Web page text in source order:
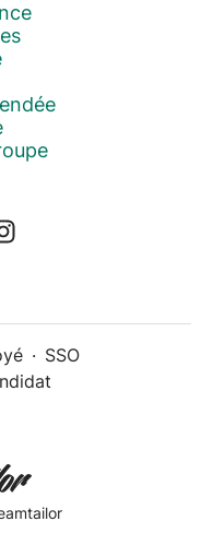
· SSO